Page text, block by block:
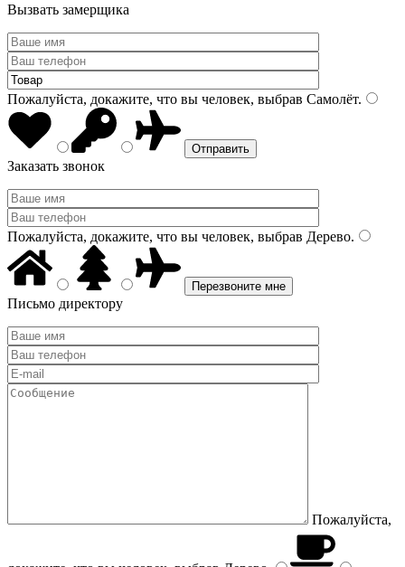
Вызвать замерщика
Пожалуйста, докажите, что вы человек, выбрав Самолёт.
Заказать звонок
Пожалуйста, докажите, что вы человек, выбрав Дерево.
Письмо директору
Пожалуйста,